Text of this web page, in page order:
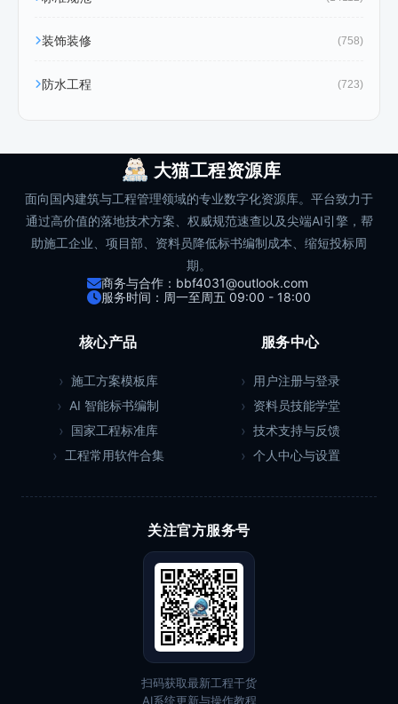
装饰装修 (758)
防水工程 (723)
大猫工程资源库
面向国内建筑与工程管理领域的专业数字化资源库。平台致力于
通过高价值的落地技术方案、权威规范速查以及尖端AI引擎，帮
助施工企业、项目部、资料员降低标书编制成本、缩短投标周
期。
商务与合作：bbf4031@outlook.com
服务时间：周一至周五 09:00 - 18:00
核心产品
施工方案模板库
AI 智能标书编制
国家工程标准库
工程常用软件合集
服务中心
用户注册与登录
资料员技能学堂
技术支持与反馈
个人中心与设置
关注官方服务号
扫码获取最新工程干货
AI系统更新与操作教程